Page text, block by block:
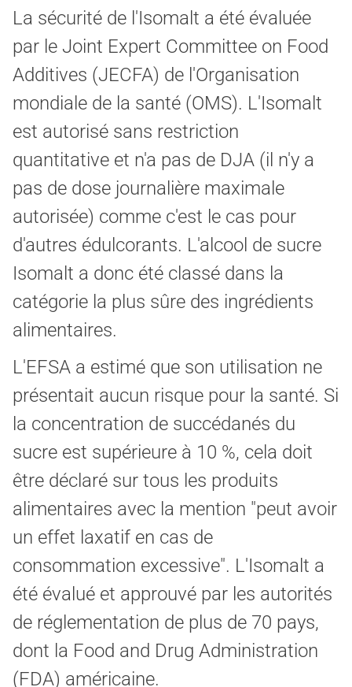
La sécurité de l'Isomalt a été évaluée
par le Joint Expert Committee on Food
Additives (JECFA) de l'Organisation
mondiale de la santé (OMS). L'Isomalt
est autorisé sans restriction
quantitative et n'a pas de DJA (il n'y a
pas de dose journalière maximale
autorisée) comme c'est le cas pour
d'autres édulcorants. L'alcool de sucre
Isomalt a donc été classé dans la
catégorie la plus sûre des ingrédients
alimentaires.
L'EFSA a estimé que son utilisation ne
présentait aucun risque pour la santé. Si
la concentration de succédanés du
sucre est supérieure à 10 %, cela doit
être déclaré sur tous les produits
alimentaires avec la mention "peut avoir
un effet laxatif en cas de
consommation excessive". L'Isomalt a
été évalué et approuvé par les autorités
de réglementation de plus de 70 pays,
dont la Food and Drug Administration
(FDA) américaine.